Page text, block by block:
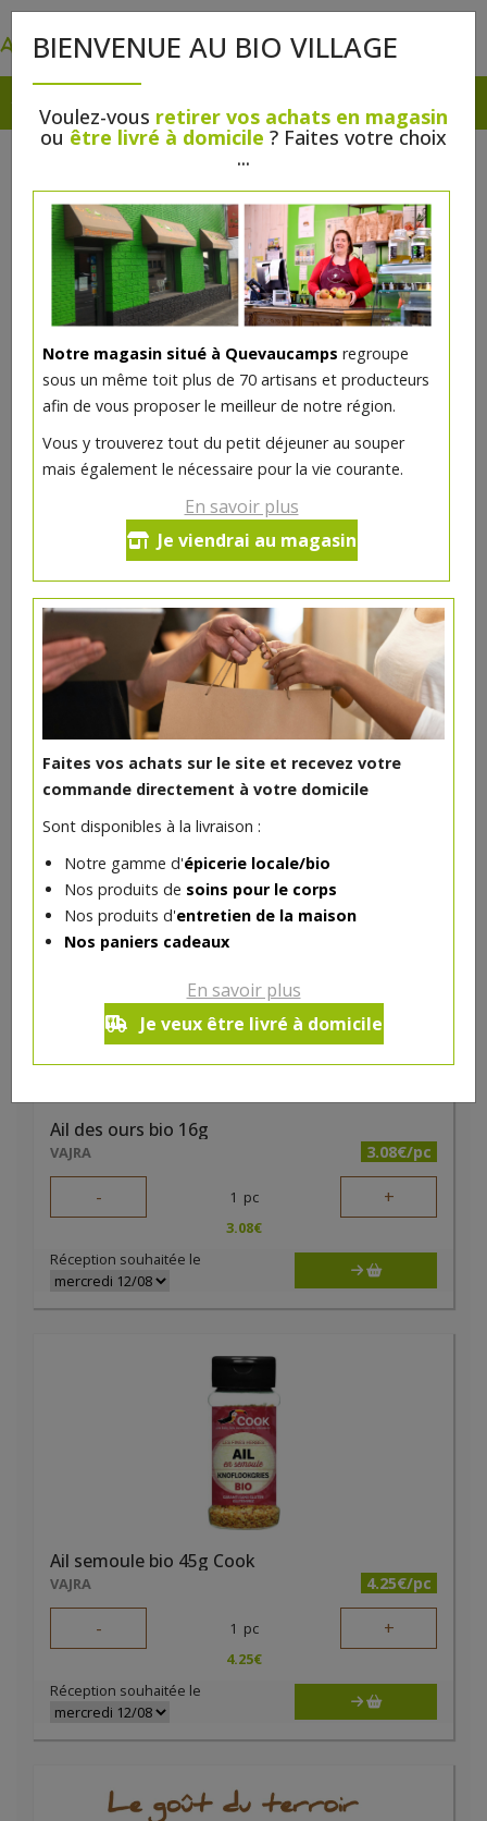
BIENVENUE AU BIO VILLAGE
Voulez-vous retirer vos achats en magasin
ou être livré à domicile ? Faites votre choix
...
Notre magasin situé à Quevaucamps regroupe
sous un même toit plus de 70 artisans et producteurs
afin de vous proposer le meilleur de notre région.
Vous y trouverez tout du petit déjeuner au souper
mais également le nécessaire pour la vie courante.
En savoir plus
Je viendrai au magasin
Faites vos achats sur le site et recevez votre
commande directement à votre domicile
Sont disponibles à la livraison :
Notre gamme d'épicerie locale/bio
Nos produits de soins pour le corps
Nos produits d'entretien de la maison
Nos paniers cadeaux
En savoir plus
Je veux être livré à domicile
Recharge cumin moulu bio 40g
- 1 pc
3.55
Réception souhaitée le
DANS LA MÊME CATÉGORIE ...
Ail des ours bio 16g
VAJRA 3.08€/pc
- 1 pc +
3.08€
Réception souhaitée le
Ail semoule bio 45g Cook
VAJRA 4.25€/pc
- 1 pc +
4.25€
Réception souhaitée le